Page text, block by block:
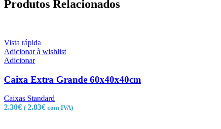
Produtos Relacionados
Vista rápida
Adicionar à wishlist
Adicionar
Caixa Extra Grande 60x40x40cm
Caixas Standard
2.30€ ( 2.83€ com IVA)